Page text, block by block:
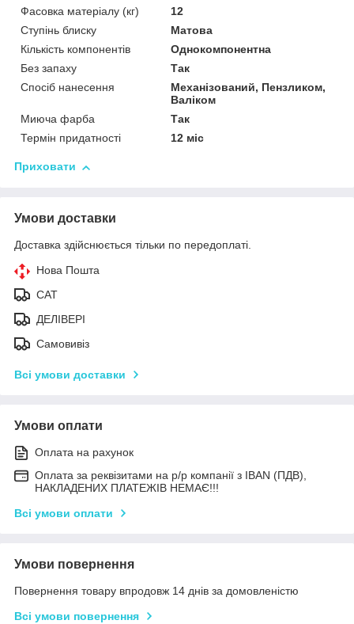
Фасовка матеріалу (кг)
12
Ступінь блиску
Матова
Кількість компонентів
Однокомпонентна
Без запаху
Так
Спосіб нанесення
Механізований, Пензликом,
Валіком
Миюча фарба
Так
Термін придатності
12 міс
Приховати
Умови доставки
Доставка здійснюється тільки по передоплаті.
Нова Пошта
САТ
ДЕЛІВЕРІ
Самовивіз
Всі умови доставки
Умови оплати
Оплата на рахунок
Оплата за реквізитами на р/р компанії з IBAN (ПДВ),
НАКЛАДЕНИХ ПЛАТЕЖІВ НЕМАЄ!!!
Всі умови оплати
Умови повернення
Повернення товару впродовж 14 днів за домовленістю
Всі умови повернення